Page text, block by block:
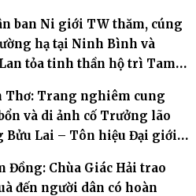
ban Ni giới TW thăm, cúng
hạ tại Ninh Bình và
tỏa tinh thần hộ trì Tam
Thơ: Trang nghiêm cung
và di ảnh cố Trưởng lão
Bửu Lai – Tôn hiệu Đại giới
Đồng: Chùa Giác Hải trao
đến người dân có hoàn